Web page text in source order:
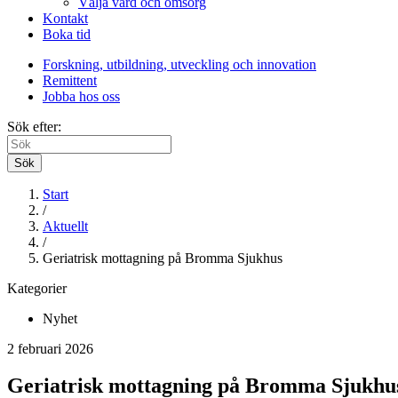
Kontakt
Boka tid
Forskning, utbildning, utveckling och innovation
Remittent
Jobba hos oss
Sök efter:
Sök
Start
/
Aktuellt
/
Geriatrisk mottagning på Bromma Sjukhus
Kategorier
Nyhet
2 februari 2026
Geriatrisk mottagning på Bromma